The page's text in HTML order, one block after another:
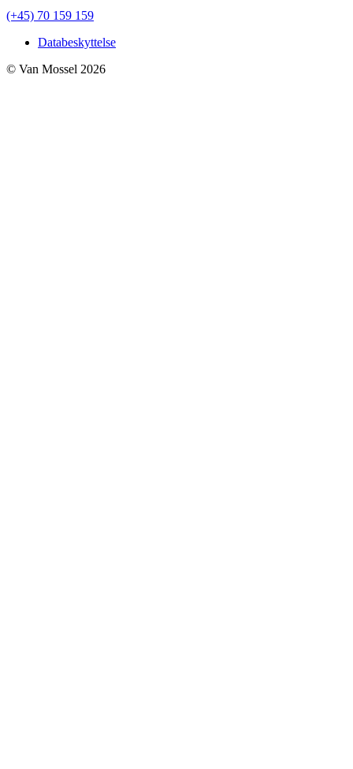
(+45) 70 159 159
Databeskyttelse
© Van Mossel 2026